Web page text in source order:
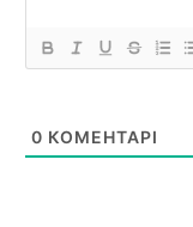
0 КОМЕНТАРІ